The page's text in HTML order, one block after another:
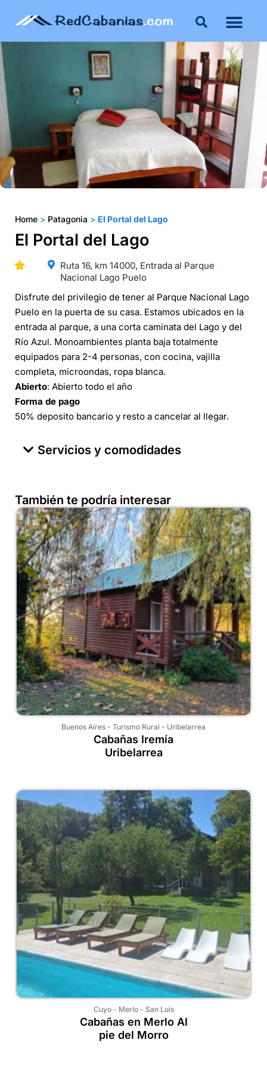
Home > Patagonia > El Portal del Lago
El Portal del Lago
Ruta 16, km 14000, Entrada al Parque
Nacional Lago Puelo
Disfrute del privilegio de tener al Parque Nacional Lago
Puelo en la puerta de su casa. Estamos ubicados en la
entrada al parque, a una corta caminata del Lago y del
Río Azul. Monoambientes planta baja totalmente
equipados para 2-4 personas, con cocina, vajilla
completa, microondas, ropa blanca.
Abierto: Abierto todo el año
Forma de pago
50% deposito bancario y resto a cancelar al llegar.
Servicios y comodidades
También te podría interesar
Buenos Aires - Turismo Rural - Uribelarrea
Cabañas Iremía
Uribelarrea
Cuyo- Merlo- San Luis
Cabañas en Merlo Al
pie del Morro